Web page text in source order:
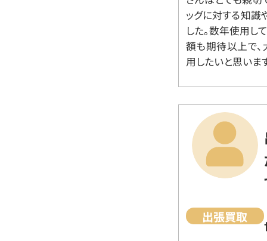
ッグに対する知識
した。数年使用し
額も期待以上で、
用したいと思いま
出張買取